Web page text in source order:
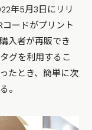
年5月3日にリリ
ードがプリント
入者が再販でき
グを利用するこ
たとき、簡単に次
。